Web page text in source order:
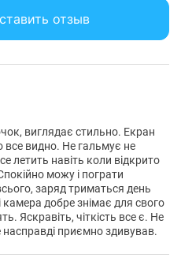
на
систему камер,
фото и видео с высокой
камера на 108
даже при увеличении, а
обеспечивают
возможности: портретный
ночные кадры станут
каждого.
отзыв
виглядає стильно. Екран
все видно. Не гальмує не
летить навіть коли відкрито
можу і пограти
заряд триматься день
добре знімає для свого
Яскравіть, чіткість все є. Не
приємно здивував.